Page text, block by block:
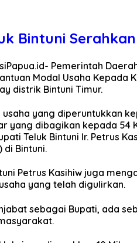
Bintuni
Pemerintah
Modal Usaha Kepada
distrik Bintuni Timur.
usaha yang diperuntukkan
yang dibagikan kepada
Teluk Bintuni Ir. Petrus
di Bintuni.
Petrus Kasihiw juga
yang telah digulirkan.
sebagai Bupati, ada